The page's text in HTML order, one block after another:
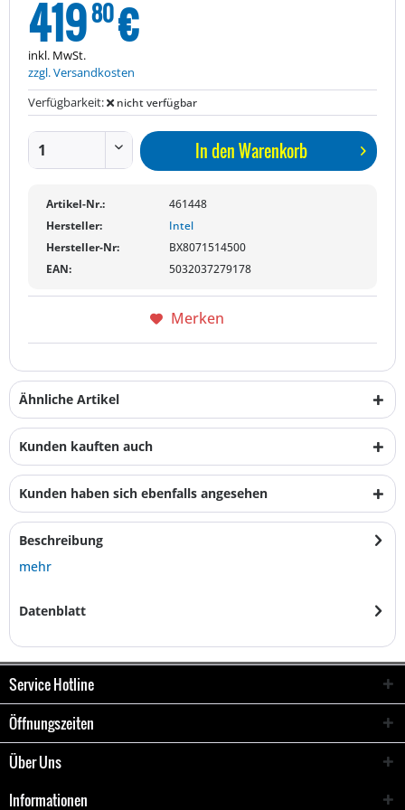
41980€
inkl. MwSt.
zzgl. Versandkosten
Verfügbarkeit:
nicht verfügbar
In denWarenkorb
Artikel-Nr.:
461448
Hersteller:
Intel
Hersteller-Nr:
BX8071514500
EAN:
5032037279178
Merken
Ähnliche Artikel
Kunden kauften auch
Kunden haben sich ebenfalls angesehen
Beschreibung
mehr
Datenblatt
Service Hotline
Öffnungszeiten
Über Uns
Informationen